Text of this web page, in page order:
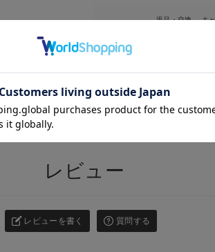
返品・交換 キ
このアイテムをシェアする >
レビュー
レビューを書く 質問する
お気に入り商品を確認する